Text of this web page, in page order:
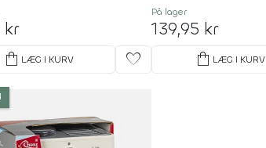
kr
shopping_bag LÆG I KURV favorite
På lager
139,95 kr
shopping_bag LÆG I KURV